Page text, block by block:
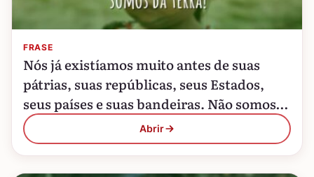
FRASE
Nós já existíamos muito antes de suas
pátrias, suas repúblicas, seus Estados,
seus países e suas bandeiras. Não somos
cidadãos, somos da terra!
Abrir